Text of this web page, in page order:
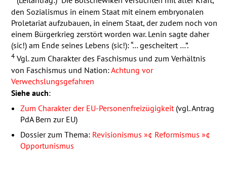
den Sozialismus in einem Staat mit einem embryonalen
Proletariat aufzubauen, in einem Staat, der zudem noch von
einem Bürgerkrieg zerstört worden war. Lenin sagte daher
(sic!) am Ende seines Lebens (sic!): “… gescheitert …”.
4Vgl. zum Charakter des Faschismus und zum Verhältnis
von Faschismus und Nation:Achtung vor
Verwechslungsgefahren
Siehe auch:
Zum Charakter der EU-Personenfreizügigkeit(vgl. Antrag
PdA Bern zur EU)
Dossier zum Thema: Revisionismus »¢ Reformismus »¢
Opportunismus